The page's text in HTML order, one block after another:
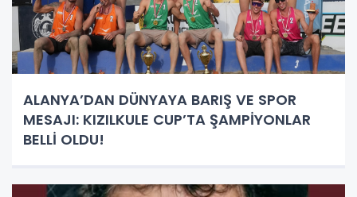
ALANYA’DAN DÜNYAYA BARIŞ VE SPOR
MESAJI: KIZILKULE CUP’TA ŞAMPİYONLAR
BELLİ OLDU!